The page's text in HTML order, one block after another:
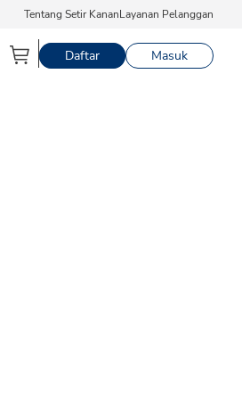
Tentang Setir KananLayanan Pelanggan
Daftar Masuk